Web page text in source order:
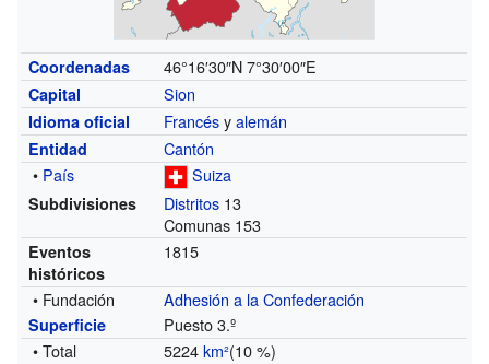
Coordenadas 46°16′30″N 7°30′00″E
Capital Sion
Idioma oficial Francésyalemán
Entidad
Cantón
• País Suiza
Subdivisiones Distritos 13
Comunas 153
Eventos
históricos
1815
• Fundación Adhesión a la Confederación
Superficie
Puesto 3.º
• Total
5224km²(10 %)